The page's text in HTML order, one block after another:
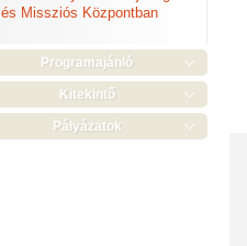
és Missziós Központban
Programajánló
Kitekintő
Pályázatok